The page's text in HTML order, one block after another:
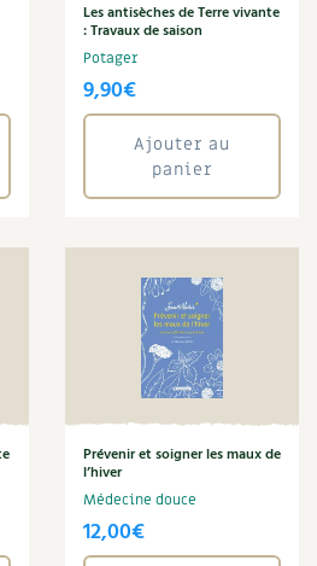
Les antisèches de Terre vivante
: Travaux de saison
Potager
9,90€
Ajouter au
panier
Prévenir et soigner les maux de
l’hiver
Médecine douce
12,00€